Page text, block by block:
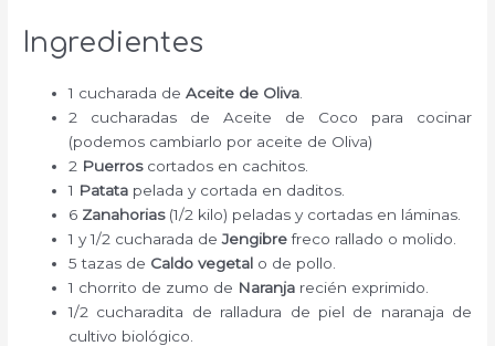
Ingredientes
1 cucharada deAceite de Oliva
2 cucharadas de Aceite de Coco para cocinar
(podemos cambiarlo por aceite de Oliva)
2 Puerros cortados en cachitos.
1 Patata pelada y cortada en daditos.
6 Zanahorias(1/2 kilo) peladas y cortadas en láminas.
1 y 1/2 cucharada deJengibrefreco rallado o molido.
5 tazas de Caldo vegetal o de pollo.
1 chorrito de zumo de Naranja recién exprimido.
1/2 cucharadita de ralladura de piel de naranaja de
cultivo biológico.